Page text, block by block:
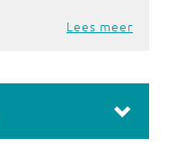
Lees meer